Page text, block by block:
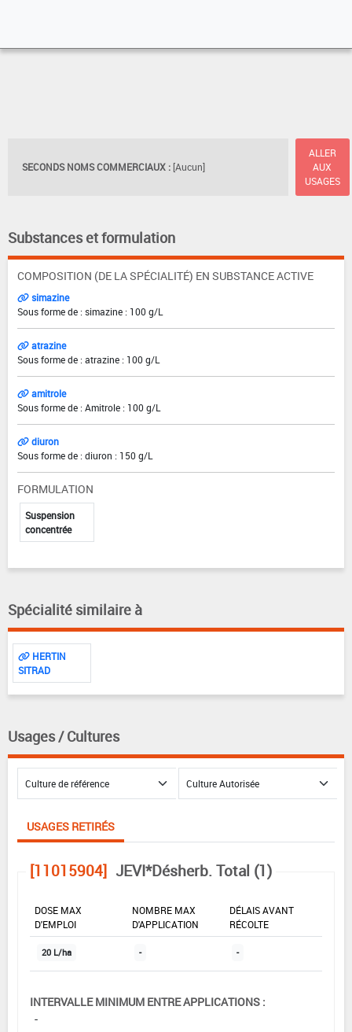
SECONDS NOMS COMMERCIAUX : [Aucun]
ALLER
AUX
USAGES
Substances et formulation
COMPOSITION (DE LA SPÉCIALITÉ) EN SUBSTANCE ACTIVE
simazine
Sous forme de : simazine : 100 g/L
atrazine
Sous forme de : atrazine : 100 g/L
amitrole
Sous forme de : Amitrole : 100 g/L
diuron
Sous forme de : diuron : 150 g/L
FORMULATION
Suspension
concentrée
Spécialité similaire à
HERTIN
SITRAD
Usages / Cultures
USAGES RETIRÉS
[11015904] JEVI*Désherb. Total (1)
DOSE MAX
D'EMPLOI
NOMBRE MAX
D'APPLICATION
DÉLAIS AVANT
RÉCOLTE
20 L/ha - -
INTERVALLE MINIMUM ENTRE APPLICATIONS :
-